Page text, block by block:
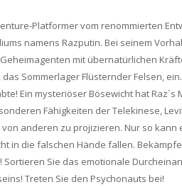
Platformer vom renommierten
namens Razputin. Bei seinem
mit übernatürlichen
das Sommerlager Flüsternder Felsen,
Ein mysteriöser Bösewicht hat
Fähigkeiten der Telekinese,
anderen zu projizieren. Nur so
in die falschen Hände fallen.
Sortieren Sie das emotionale
Treten Sie den Psychonauts bei!